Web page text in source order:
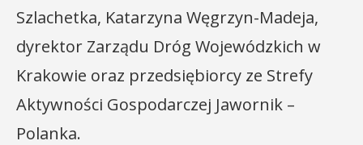
Szlachetka, Katarzyna Węgrzyn-Madeja,
dyrektor Zarządu Dróg Wojewódzkich w
Krakowie oraz przedsiębiorcy ze Strefy
Aktywności Gospodarczej Jawornik –
Polanka.